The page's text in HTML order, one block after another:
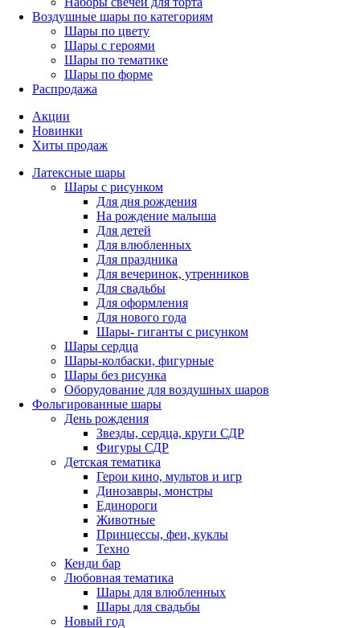
Воздушные шары по категориям
Шары по цвету
Шары с героями
Шары по тематике
Шары по форме
Распродажа
Акции
Новинки
Хиты продаж
Латексные шары
Шары с рисунком
Для дня рождения
На рождение малыша
Для детей
Для влюбленных
Для праздника
Для вечеринок, утренников
Для свадьбы
Для оформления
Для нового года
Шары- гиганты с рисунком
Шары сердца
Шары-колбаски, фигурные
Шары без рисунка
Оборудование для воздушных шаров
Фольгированные шары
День рождения
Звезды, сердца, круги СДР
Фигуры СДР
Детская тематика
Герои кино, мультов и игр
Динозавры, монстры
Единороги
Животные
Принцессы, феи, куклы
Техно
Кенди бар
Любовная тематика
Шары для влюбленных
Шары для свадьбы
Новый год